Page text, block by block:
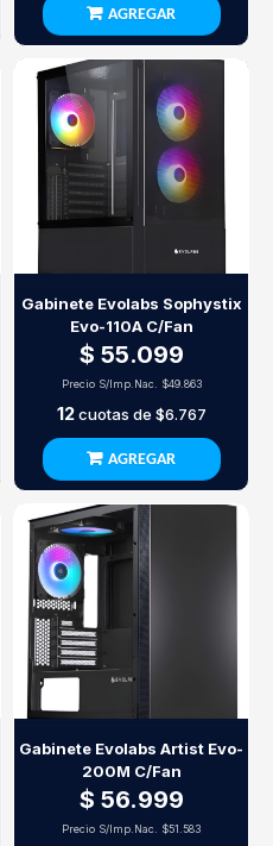
AGREGAR
Gabinete Evolabs Sophystix
Evo-110A C/Fan
$ 55.099
Precio S/Imp.Nac. $49.863
12cuotas de $6.767
AGREGAR
Gabinete Evolabs Artist Evo-
200M C/Fan
$ 56.999
Precio S/Imp.Nac. $51.583